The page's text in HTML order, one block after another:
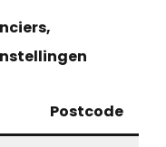
Postcode